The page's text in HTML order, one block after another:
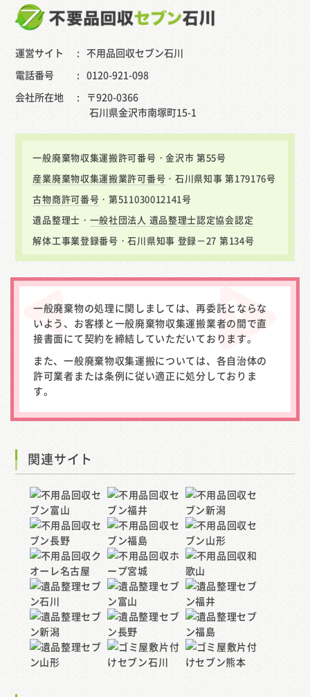
運営サイト
不用品回収セブン石川
電話番号
0120-921-098
会社所在地
〒920-0366
石川県金沢市南塚町15-1
一般廃棄物収集運搬許可番号・金沢市 第55号
産業廃棄物収集運搬業許可番号 ・石川県知事 第179176号
古物商許可番号 ・第511030012141号
遺品整理士・ 一般社団法人 遺品整理士認定協会認定
解体工事業登録番号・石川県知事 登録－27 第134号
一般廃棄物の処理に関しましては、再委託とならな
いよう、お客様と一般廃棄物収集運搬業者の間で直
接書面にて契約を締結していただいております。
また、一般廃棄物収集運搬については、各自治体の
許可業者または条例に従い適正に処分しておりま
す。
関連サイト